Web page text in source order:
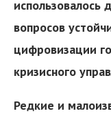
использовалось
вопросов
цифровизации
кризисного
Редкие и